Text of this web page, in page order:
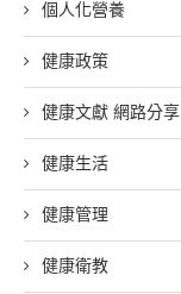
個人化營養
健康政策
健康文獻 網路分享
健康生活
健康管理
健康衛教